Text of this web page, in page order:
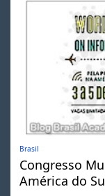
Brasil
Congresso
América do